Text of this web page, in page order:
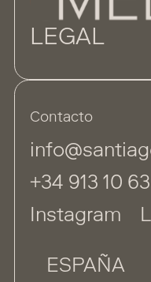
Contacto
+34 913 10
Instagram
ESPAÑA
LEGAL